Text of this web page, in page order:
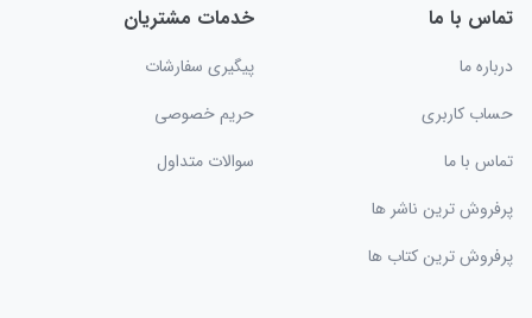
تماس با ما
درباره ما
حساب کاربری
تماس با ما
پرفروش ترین ناشر ها
پرفروش ترین کتاب ها
خدمات مشتریان
پیگیری سفارشات
حریم خصوصی
سوالات متداول